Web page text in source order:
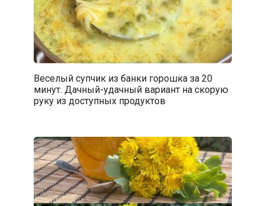
Веселый супчик из банки горошка за 20
минут. Дачный-удачный вариант на скорую
руку из доступных продуктов